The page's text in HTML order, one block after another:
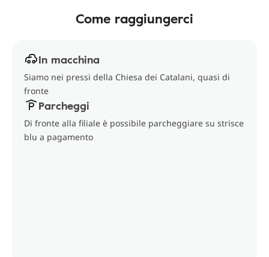
Come raggiungerci
In macchina
Siamo nei pressi della Chiesa dei Catalani, quasi di
fronte
Parcheggi
Di fronte alla filiale è possibile parcheggiare su strisce
blu a pagamento